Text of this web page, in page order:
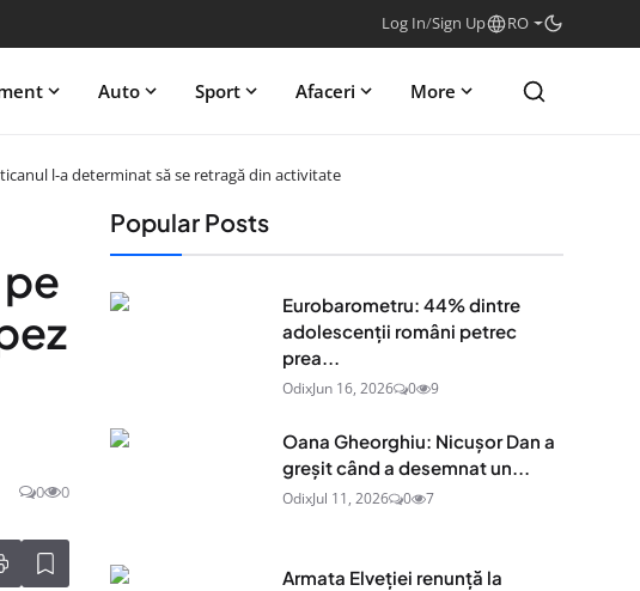
Log In/Sign Up RO
Auto Sport Afaceri More
l-a determinat să se retragă din activitate
0 0
Popular Posts
Eurobarometru: 44% dintre
adolescenţii români petrec
prea...
OdixJun 16, 2026 0 9
Oana Gheorghiu: Nicușor Dan a
greșit când a desemnat un...
OdixJul 11, 2026 0 7
Armata Elveției renunță la